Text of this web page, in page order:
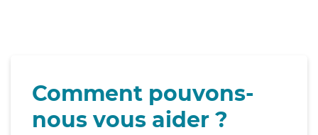
Comment pouvons-
nous vous aider ?